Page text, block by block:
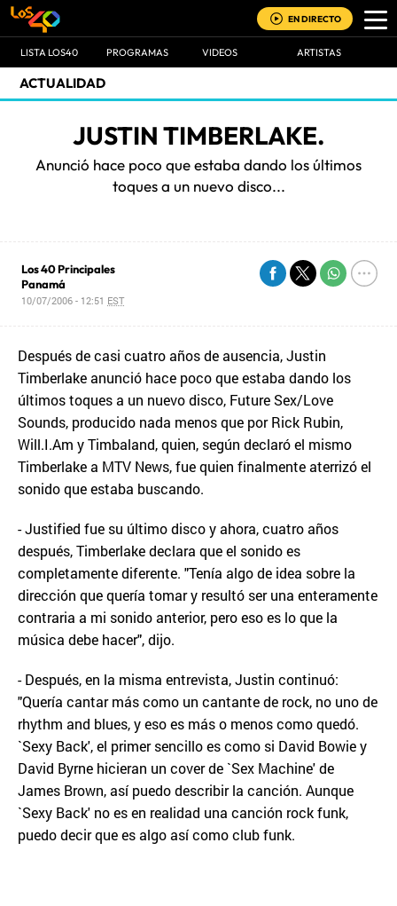
EN DIRECTO
LISTA LOS40 PROGRAMAS VIDEOS ARTISTAS
ACTUALIDAD
JUSTIN TIMBERLAKE.
Anunció hace poco que estaba dando los últimos
toques a un nuevo disco...
Los 40 Principales
Panamá
10/07/2006 - 12:51 EST
Después de casi cuatro años de ausencia, Justin
Timberlake anunció hace poco que estaba dando los
últimos toques a un nuevo disco, Future Sex/Love
Sounds, producido nada menos que por Rick Rubin,
Will.I.Am y Timbaland, quien, según declaró el mismo
Timberlake a MTV News, fue quien finalmente aterrizó el
sonido que estaba buscando.
- Justified fue su último disco y ahora, cuatro años
después, Timberlake declara que el sonido es
completamente diferente. "Tenía algo de idea sobre la
dirección que quería tomar y resultó ser una enteramente
contraria a mi sonido anterior, pero eso es lo que la
música debe hacer", dijo.
- Después, en la misma entrevista, Justin continuó:
"Quería cantar más como un cantante de rock, no uno de
rhythm and blues, y eso es más o menos como quedó.
`Sexy Back', el primer sencillo es como si David Bowie y
David Byrne hicieran un cover de `Sex Machine' de
James Brown, así puedo describir la canción. Aunque
`Sexy Back' no es en realidad una canción rock funk,
puedo decir que es algo así como club funk.